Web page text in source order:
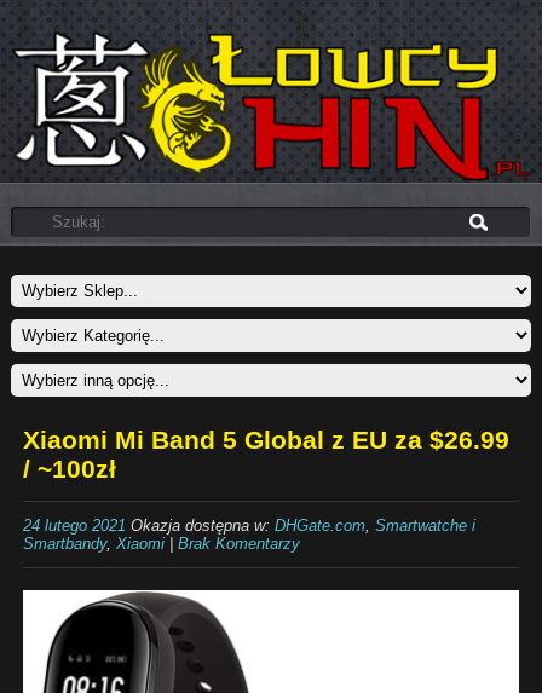
Xiaomi Mi Band 5 Global z EU za $26.99
/ ~100zł
24 lutego 2021 Okazja dostępna w: DHGate.com, Smartwatche i
Smartbandy, Xiaomi| Brak Komentarzy